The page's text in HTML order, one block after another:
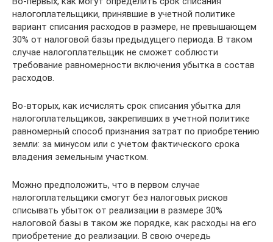
налогоплательщики, принявшие в учетной политике
вариант списания расходов в размере, не превышающем
30% от налоговой базы предыдущего периода. В таком
случае налогоплательщик не сможет соблюсти
требование равномерности включения убытка в состав
расходов.
Во-вторых, как исчислять срок списания убытка для
налогоплательщиков, закрепивших в учетной политике
равномерный способ признания затрат по приобретению
земли: за минусом или с учетом фактического срока
владения земельным участком.
Можно предположить, что в первом случае
налогоплательщики смогут без налоговых рисков
списывать убыток от реализации в размере 30%
налоговой базы в таком же порядке, как расходы на его
приобретение до реализации. В свою очередь